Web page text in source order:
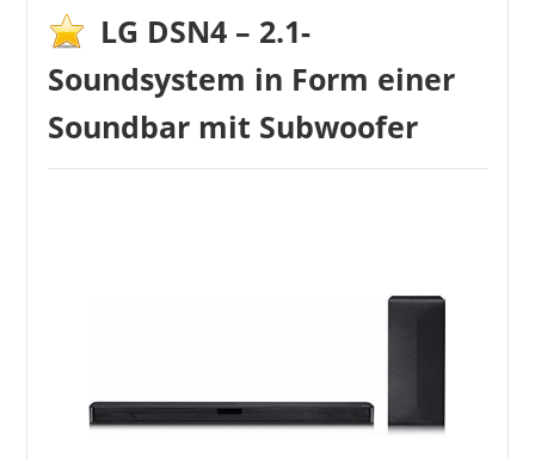
LG DSN4 – 2.1-
Soundsystem in Form einer
Soundbar mit Subwoofer